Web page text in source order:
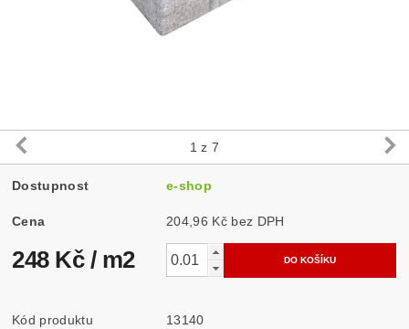
1 z 7
Dostupnost e-shop
Cena 204,96 Kč bez DPH
248 Kč / m2
Kód produktu 13140